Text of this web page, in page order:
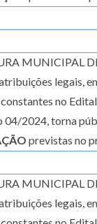
MUNICIPAL
legais,
no
04/2024, torna
previstas no
MUNICIPAL
legais,